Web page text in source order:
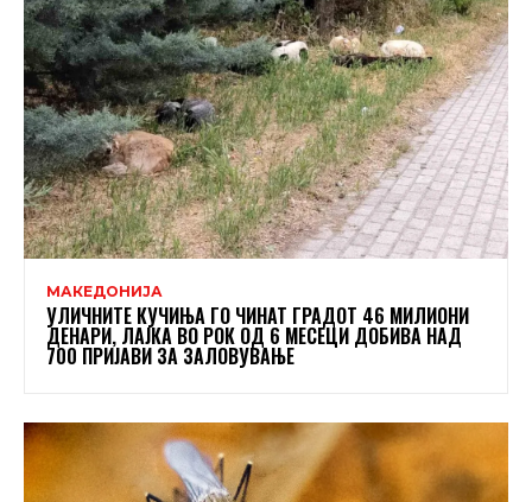
МАКЕДОНИЈА
УЛИЧНИТЕ КУЧИЊА ГО ЧИНАТ ГРАДОТ 46 МИЛИОНИ
ДЕНАРИ, ЛАЈКА ВО РОК ОД 6 МЕСЕЦИ ДОБИВА НАД
700 ПРИЈАВИ ЗА ЗАЛОВУВАЊЕ